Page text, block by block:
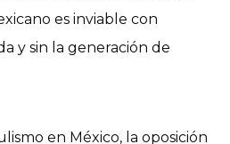
es inviable con
y sin la generación de
en México, la oposición